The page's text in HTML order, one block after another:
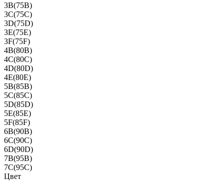
3B(75B)
3C(75C)
3D(75D)
3E(75E)
3F(75F)
4B(80B)
4C(80C)
4D(80D)
4E(80E)
5B(85B)
5C(85C)
5D(85D)
5E(85E)
5F(85F)
6B(90B)
6C(90C)
6D(90D)
7B(95B)
7C(95C)
Цвет